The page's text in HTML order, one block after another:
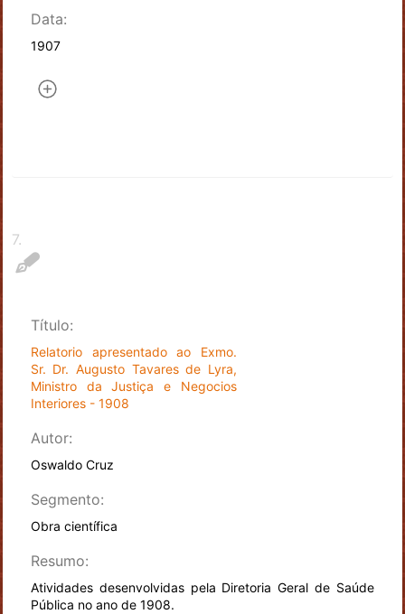
Data:
1907
7.
Título:
Relatorio apresentado ao Exmo.
Sr. Dr. Augusto Tavares de Lyra,
Ministro da Justiça e Negocios
Interiores - 1908
Autor:
Oswaldo Cruz
Segmento:
Obra científica
Resumo:
Atividades desenvolvidas pela Diretoria Geral de Saúde
Pública no ano de 1908.